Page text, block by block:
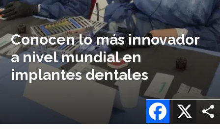
Conocen lo más innovador
a nivel mundial en
implantes dentales
X
Facebook